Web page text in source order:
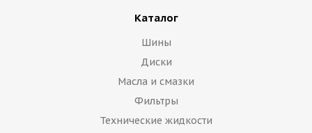
Каталог
Шины
Диски
Масла и смазки
Фильтры
Технические жидкости